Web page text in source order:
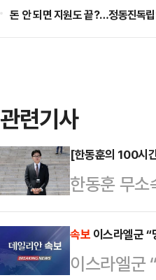
돈 안 되면 지원도 끝?…정동진독
관련기사
[한동훈의 100시
한동훈 무
부실을 지적
거 관리 지
에 가장 주
속보 이스라엘군
이스라엘군